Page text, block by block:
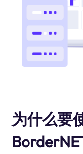
为什么要